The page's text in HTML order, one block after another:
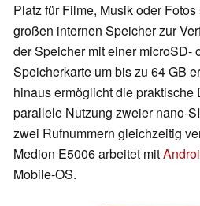
Platz für Filme, Musik oder
großen internen Speicher zur
der Speicher mit einer microSD-
Speicherkarte um bis zu 64 GB
hinaus ermöglicht die praktische
parallele Nutzung zweier nano-
zwei Rufnummern gleichzeitig
Medion E5006 arbeitet mit
Mobile-OS.